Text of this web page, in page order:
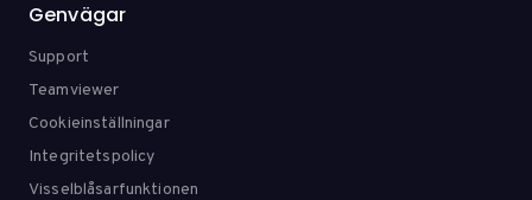
Genvägar
Support
Teamviewer
Cookieinställningar
Integritetspolicy
Visselblåsarfunktionen